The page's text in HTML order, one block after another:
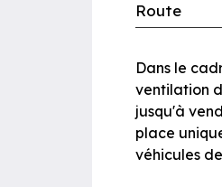
Route
Dans le
ventilation
jusqu'à
place
véhicules